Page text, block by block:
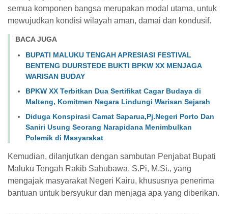
semua komponen bangsa merupakan modal utama, untuk
mewujudkan kondisi wilayah aman, damai dan kondusif.
BACA JUGA
BUPATI MALUKU TENGAH APRESIASI FESTIVAL
BENTENG DUURSTEDE BUKTI BPKW XX MENJAGA
WARISAN BUDAY
BPKW XX Terbitkan Dua Sertifikat Cagar Budaya di
Malteng, Komitmen Negara Lindungi Warisan Sejarah
Diduga Konspirasi Camat Saparua,Pj.Negeri Porto Dan
Saniri Usung Seorang Narapidana Menimbulkan
Polemik di Masyarakat
Kemudian, dilanjutkan dengan sambutan Penjabat Bupati
Maluku Tengah Rakib Sahubawa, S.Pi, M.Si., yang
mengajak masyarakat Negeri Kairu, khususnya penerima
bantuan untuk bersyukur dan menjaga apa yang diberikan.